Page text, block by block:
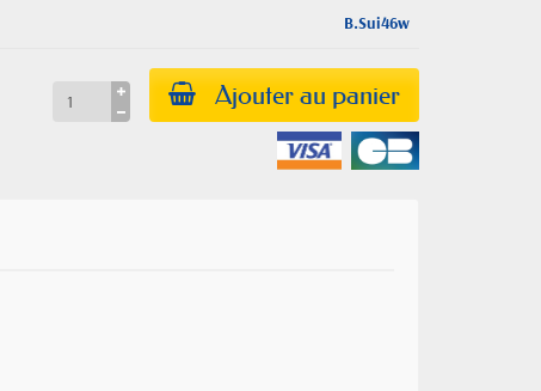
B.Sui46w
Ajouter au panier